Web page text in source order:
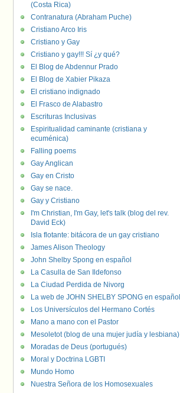
(Costa Rica)
Contranatura (Abraham Puche)
Cristiano Arco Iris
Cristiano y Gay
Cristiano y gay!!! Sí ¿y qué?
El Blog de Abdennur Prado
El Blog de Xabier Pikaza
El cristiano indignado
El Frasco de Alabastro
Escrituras Inclusivas
Espiritualidad caminante (cristiana y
ecuménica)
Falling poems
Gay Anglican
Gay en Cristo
Gay se nace.
Gay y Cristiano
I'm Christian, I'm Gay, let's talk (blog del rev.
David Eck)
Isla flotante: bitácora de un gay cristiano
James Alison Theology
John Shelby Spong en español
La Casulla de San Ildefonso
La Ciudad Perdida de Nivorg
La web de JOHN SHELBY SPONG en español
Los Universículos del Hermano Cortés
Mano a mano con el Pastor
Mesoletot (blog de una mujer judía y lesbiana)
Moradas de Deus (portugués)
Moral y Doctrina LGBTI
Mundo Homo
Nuestra Señora de los Homosexuales